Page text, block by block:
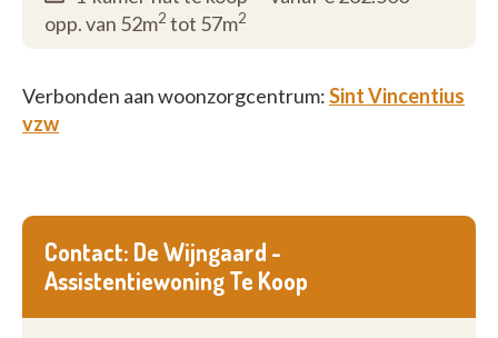
opp. van 52m2 tot 57m2
Verbonden aan woonzorgcentrum:Sint Vincentius
vzw
Contact: De Wijngaard -
Assistentiewoning Te Koop